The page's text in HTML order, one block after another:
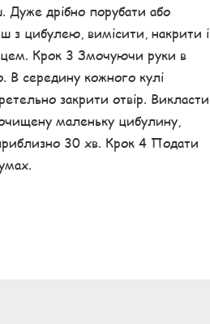
дрібно порубати або
з цибулею, вимісити, накрити і
Крок 3 Змочуючи руки в
В середину кожного кулі
закрити отвір. Викласти
маленьку цибулину,
30 хв. Крок 4 Подати